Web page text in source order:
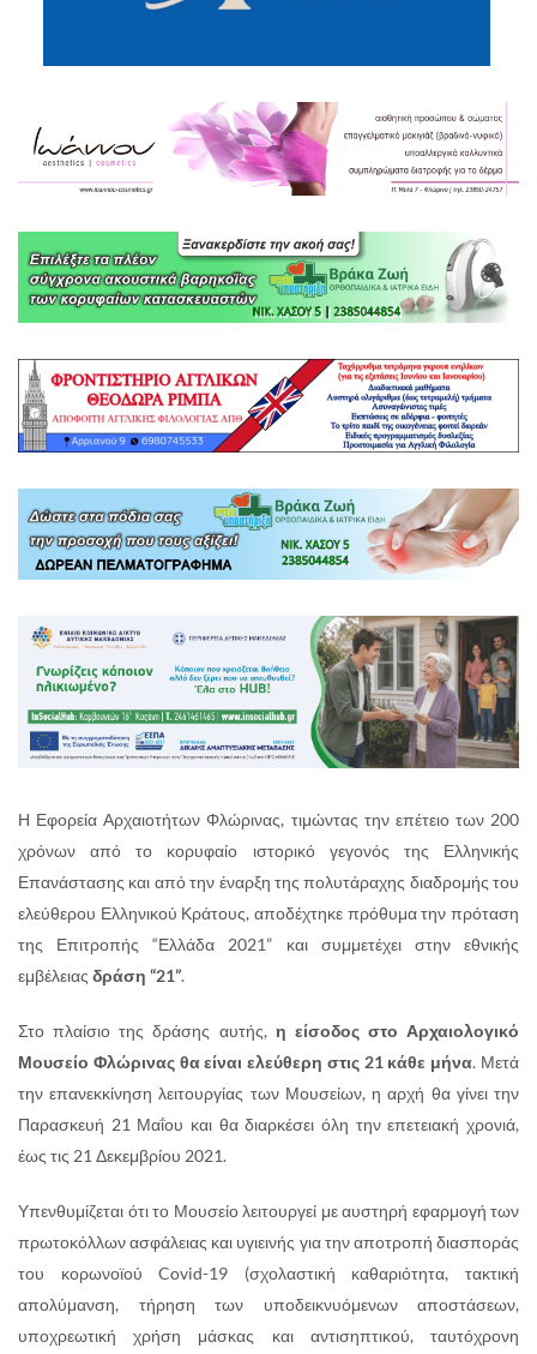
Η Εφορεία Αρχαιοτήτων Φλώρινας, τιμώντας την επέτειο των 200
χρόνων από το κορυφαίο ιστορικό γεγονός της Ελληνικής
Επανάστασης και από την έναρξη της πολυτάραχης διαδρομής του
ελεύθερου Ελληνικού Κράτους, αποδέχτηκε πρόθυμα την πρόταση
της Επιτροπής “Ελλάδα 2021” και συμμετέχει στην εθνικής
εμβέλειας δράση “21”.
Στο πλαίσιο της δράσης αυτής, η είσοδος στο Αρχαιολογικό
Μουσείο Φλώρινας θα είναι ελεύθερη στις 21 κάθε μήνα. Μετά
την επανεκκίνηση λειτουργίας των Μουσείων, η αρχή θα γίνει την
Παρασκευή 21 Μαΐου και θα διαρκέσει όλη την επετειακή χρονιά,
έως τις 21 Δεκεμβρίου 2021.
Υπενθυμίζεται ότι το Μουσείο λειτουργεί με αυστηρή εφαρμογή των
πρωτοκόλλων ασφάλειας και υγιεινής για την αποτροπή διασποράς
του κορωνοϊού Covid-19 (σχολαστική καθαριότητα, τακτική
απολύμανση, τήρηση των υποδεικνυόμενων αποστάσεων,
υποχρεωτική χρήση μάσκας και αντισηπτικού, ταυτόχρονη